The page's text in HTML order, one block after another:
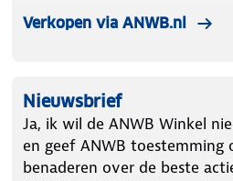
Verkopen via ANWB.nl
Nieuwsbrief
Ja, ik wil de ANWB Winkel
en geef ANWB
benaderen over de beste